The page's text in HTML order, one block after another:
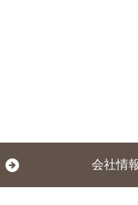
会社情